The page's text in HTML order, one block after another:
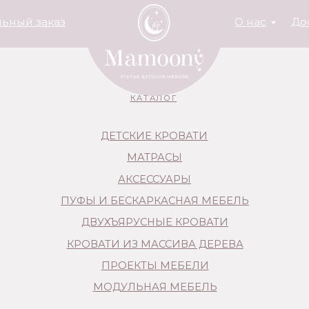
Доставка и
КАТАЛОГ
АКСЕССУАРЫ
МАТРАСЫ
ПУФЫ И БЕСКАРКАСНАЯ МЕБЕЛЬ
ДВУХЪЯРУСНЫЕ КРОВАТИ
КРОВАТИ ИЗ МАССИВА ДЕРЕВА